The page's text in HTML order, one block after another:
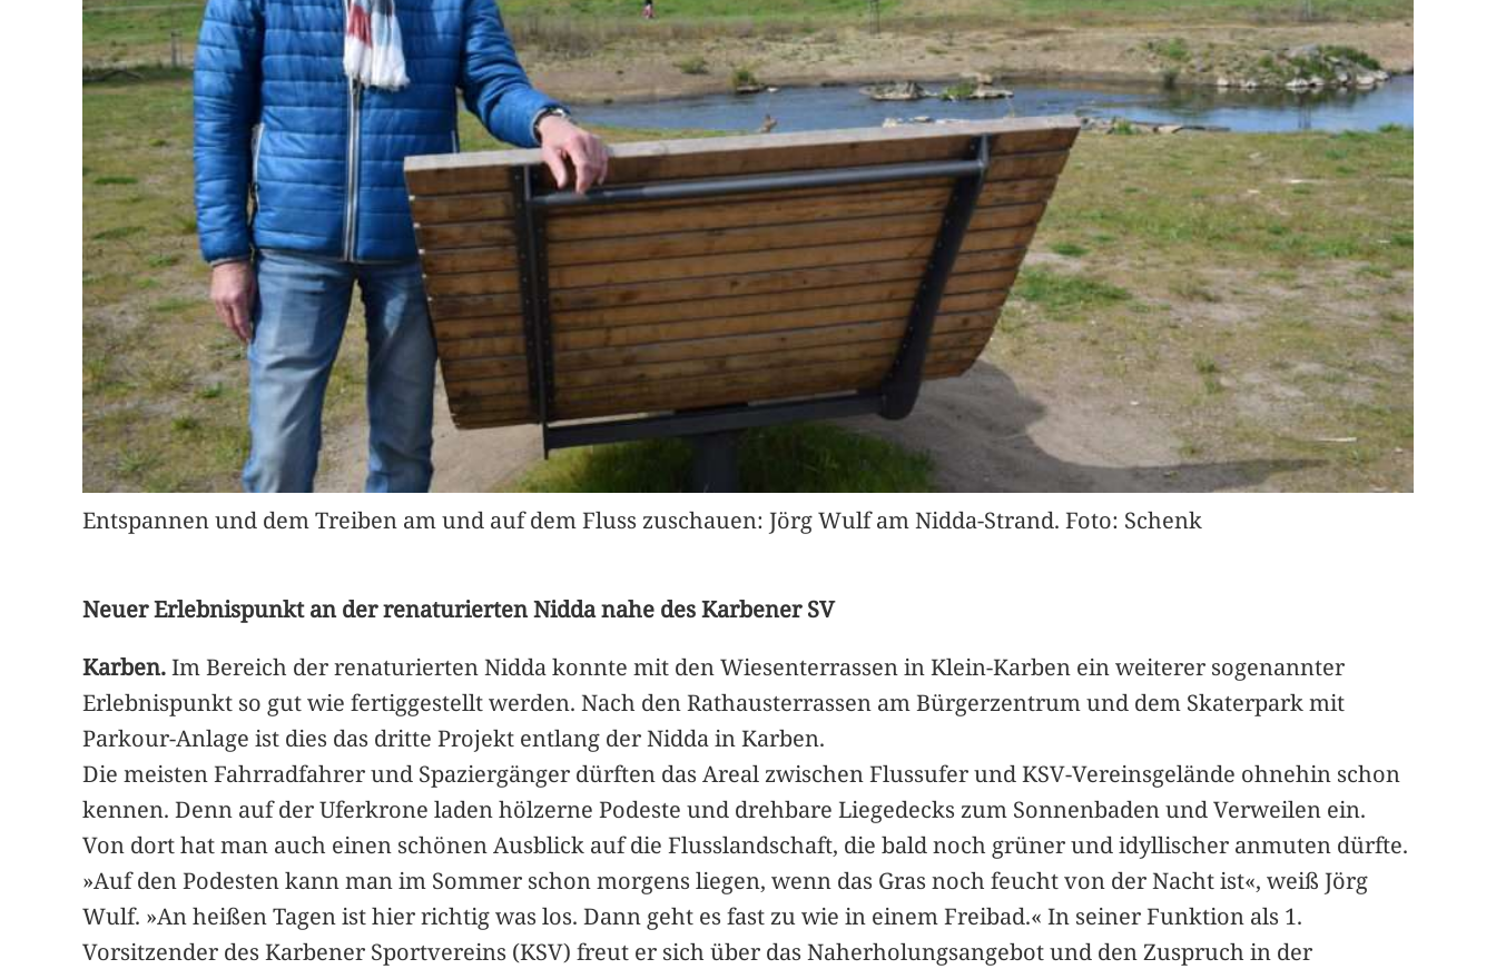
Entspannen und dem Treiben am und auf dem Fluss zuschauen: Jörg Wulf am Nidda-Strand. Foto: Schenk
Neuer Erlebnispunkt an der renaturierten Nidda nahe des Karbener SV
Karben.Im Bereich der renaturierten Nidda konnte mit den Wiesenterrassen in Klein-Karben ein weiterer sogenannter
Erlebnispunkt so gut wie fertiggestellt werden. Nach den Rathausterrassen am Bürgerzentrum und dem Skaterpark mit
Parkour-Anlage ist dies das dritte Projekt entlang der Nidda in Karben.
Die meisten Fahrradfahrer und Spaziergänger dürften das Areal zwischen Flussufer und KSV-Vereinsgelände ohnehin schon
kennen. Denn auf der Uferkrone laden hölzerne Podeste und drehbare Liegedecks zum Sonnenbaden und Verweilen ein.
Von dort hat man auch einen schönen Ausblick auf die Flusslandschaft, die bald noch grüner und idyllischer anmuten dürfte.
»Auf den Podesten kann man im Sommer schon morgens liegen, wenn das Gras noch feucht von der Nacht ist«, weiß Jörg
Wulf. »An heißen Tagen ist hier richtig was los. Dann geht es fast zu wie in einem Freibad.« In seiner Funktion als 1.
Vorsitzender des Karbener Sportvereins (KSV) freut er sich über das Naherholungsangebot und den Zuspruch in der